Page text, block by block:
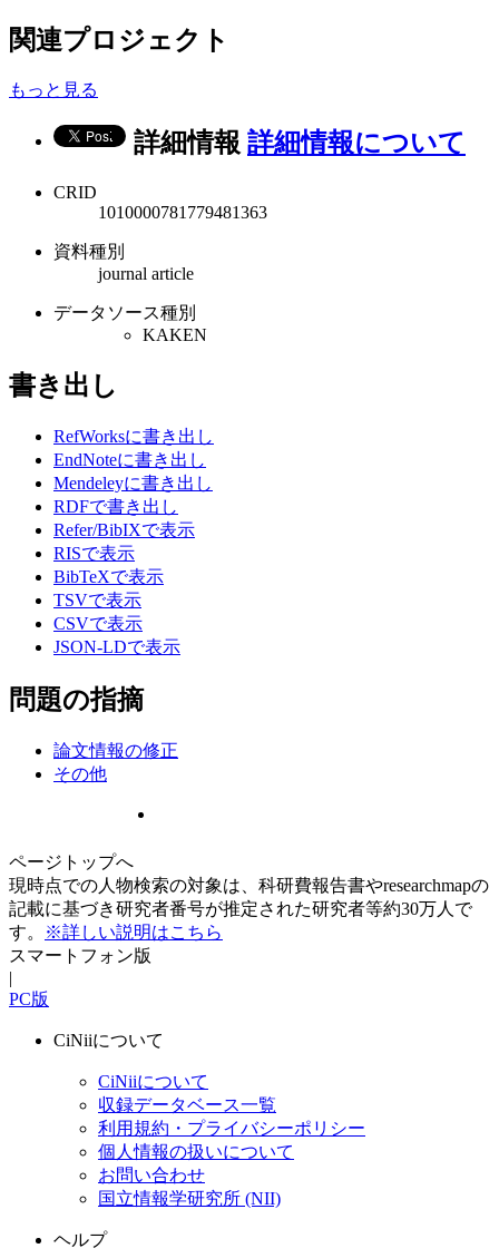
関連プロジェクト
もっと見る
詳細情報 詳細情報について
CRID
1010000781779481363
資料種別
journal article
データソース種別
KAKEN
書き出し
RefWorksに書き出し
EndNoteに書き出し
Mendeleyに書き出し
RDFで書き出し
Refer/BibIXで表示
RISで表示
BibTeXで表示
TSVで表示
CSVで表示
JSON-LDで表示
問題の指摘
論文情報の修正
その他
ページトップへ
現時点での人物検索の対象は、科研費報告書やresearchmapの
記載に基づき研究者番号が推定された研究者等約30万人で
す。
※詳しい説明はこちら
スマートフォン版
|
PC版
CiNiiについて
CiNiiについて
収録データベース一覧
利用規約・プライバシーポリシー
個人情報の扱いについて
お問い合わせ
国立情報学研究所 (NII)
ヘルプ